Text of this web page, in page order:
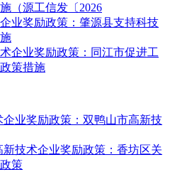
（源工信发〔2026
业奖励政策：肇源县支持科技
企业奖励政策：同江市促进工
策措施
业奖励政策：双鸭山市高新技
技术企业奖励政策：香坊区关
策